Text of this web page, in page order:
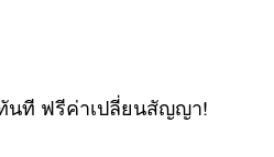
นที ฟรีค่าเปลี่ยนสัญญา!